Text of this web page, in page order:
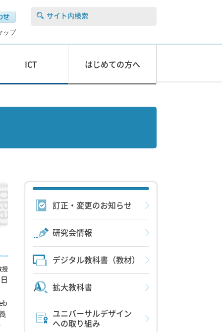
サイト内検索
ップ
ICT はじめての方へ
授
訂正・変更のお知らせ
研究会情報
デジタル教科書（教材）
拡大教科書
ユニバーサルデザイン
への取り組み